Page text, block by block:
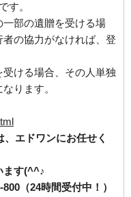
です。
部の遺贈を受ける場
の協力がなければ、登
ける場合、その人単独
ります。
エドワンにお任せく
ます(^^♪
（24時間受付中！）